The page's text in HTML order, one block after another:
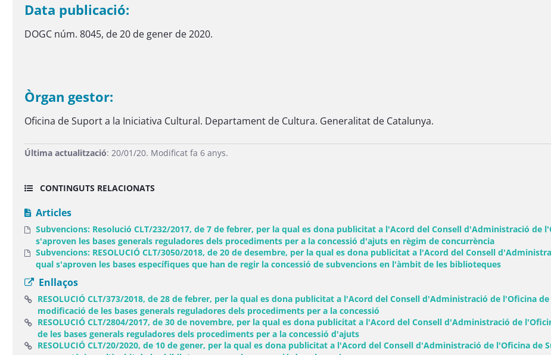
Data publicació:
DOGC núm. 8045, de 20 de gener de 2020.
Òrgan gestor:
Oficina de Suport a la Iniciativa Cultural. Departament de Cultura. Generalitat de Catalunya.
Última actualització: 20/01/20. Modificat fa 6 anys.
CONTINGUTS RELACIONATS
Articles
Subvencions: Resolució CLT/232/2017, de 7 de febrer, per la qual es dona publicitat a l'Acord del Consell d'Administració
s'aproven les bases generals reguladores dels procediments per a la concessió d'ajuts en règim de concurrència
Subvencions: RESOLUCIÓ CLT/3050/2018, de 20 de desembre, per la qual es dona publicitat a l'Acord del Consell
qual s'aproven les bases específiques que han de regir la concessió de subvencions en l'àmbit de les biblioteques
Enllaços
RESOLUCIÓ CLT/373/2018, de 28 de febrer, per la qual es dona publicitat a l'Acord del Consell d'Administració de l'Oficina
modificació de les bases generals reguladores dels procediments per a la concessió
RESOLUCIÓ CLT/2804/2017, de 30 de novembre, per la qual es dona publicitat a l'Acord del Consell d'Administració de
de les bases generals reguladores dels procediments per a la concessió d'ajuts(Obre una finestra nova)
RESOLUCIÓ CLT/20/2020, de 10 de gener, per la qual es dona publicitat a l'Acord del Consell d'Administració de l'Oficina